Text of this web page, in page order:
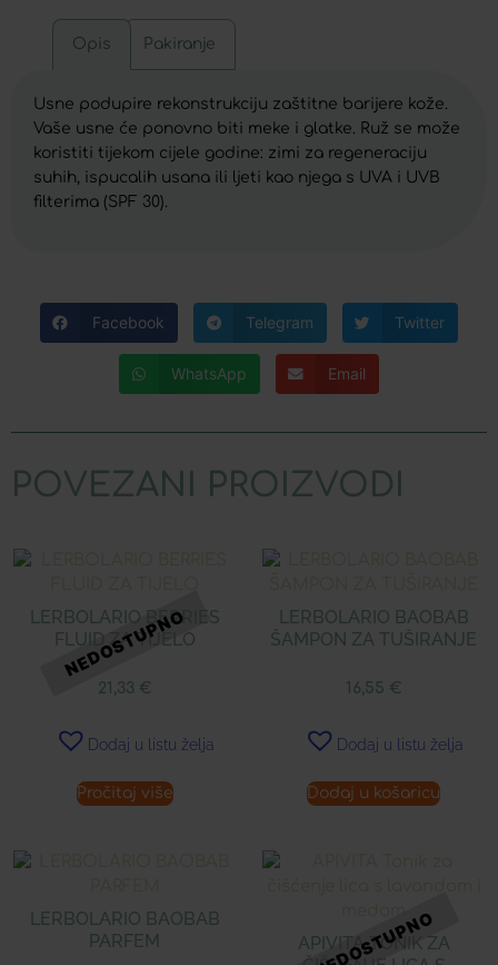
Opis Pakiranje
Usne podupire rekonstrukciju zaštitne barijere kože.
Vaše usne će ponovno biti meke i glatke. Ruž se može
koristiti tijekom cijele godine: zimi za regeneraciju
suhih, ispucalih usana ili ljeti kao njega s UVA i UVB
filterima (SPF 30).
Facebook Telegram Twitter
WhatsApp Email
POVEZANI PROIZVODI
LERBOLARIO BERRIES
FLUID ZA TIJELO
21,33 €
Dodaj u listu želja
Pročitaj više
LERBOLARIO BAOBAB
ŠAMPON ZA TUŠIRANJE
16,55 €
Dodaj u listu želja
Dodaj u košaricu
LERBOLARIO BAOBAB
PARFEM
APIVITA TONIK ZA